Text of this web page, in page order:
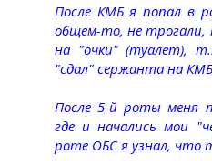
После КМБ я попал в
общем-то, не трогали,
на "очки" (туалет),
"сдал" сержанта на
После 5-й роты меня
где и начались мои
роте ОБС я узнал, что